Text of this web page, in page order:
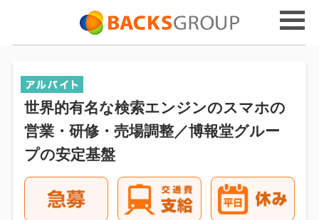
世界的有名な検索エンジンのスマホの
営業・研修・売場調整／博報堂グルー
プの安定基盤